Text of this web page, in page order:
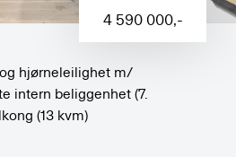
4 590 000,-
hjørneleilighet m/
intern beliggenhet (7.
(13 kvm)